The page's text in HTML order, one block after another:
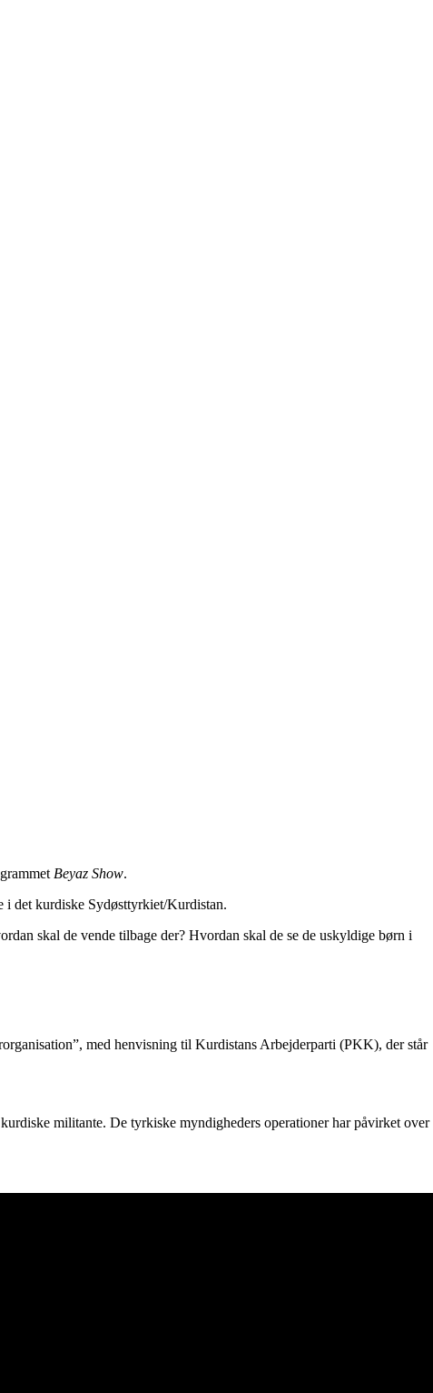
Beyaz Show.
i det kurdiske Sydøsttyrkiet/Kurdistan.
skal de vende tilbage der? Hvordan skal de se de uskyldige børn i
med henvisning til Kurdistans Arbejderparti (PKK), der står
militante. De tyrkiske myndigheders operationer har påvirket over